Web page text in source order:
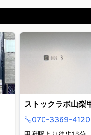
ストックラボ山梨
070-3369-4120